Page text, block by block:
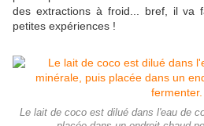
des extractions à froid... bref, il va
petites expériences !
Le lait de coco est dilué dans l'eau de